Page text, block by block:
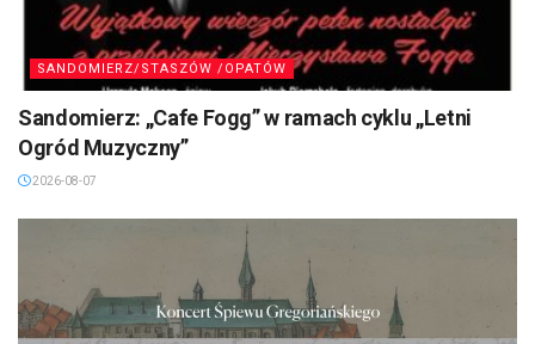
SANDOMIERZ/STASZÓW /OPATÓW
Sandomierz: „Cafe Fogg” w ramach cyklu „Letni
Ogród Muzyczny”
2026-08-07